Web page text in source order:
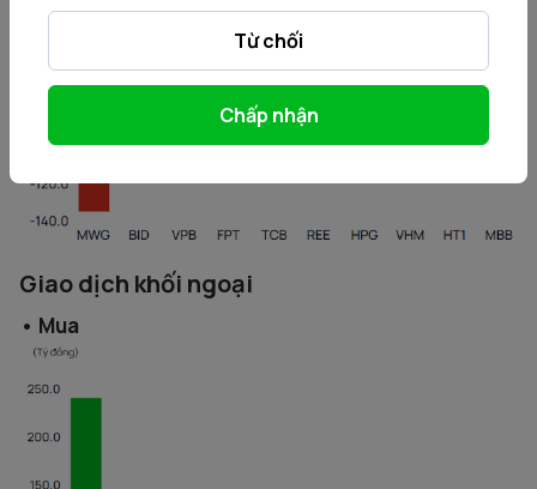
Giao dịch khối ngoại
• Mua
Từ chối
Chấp nhận